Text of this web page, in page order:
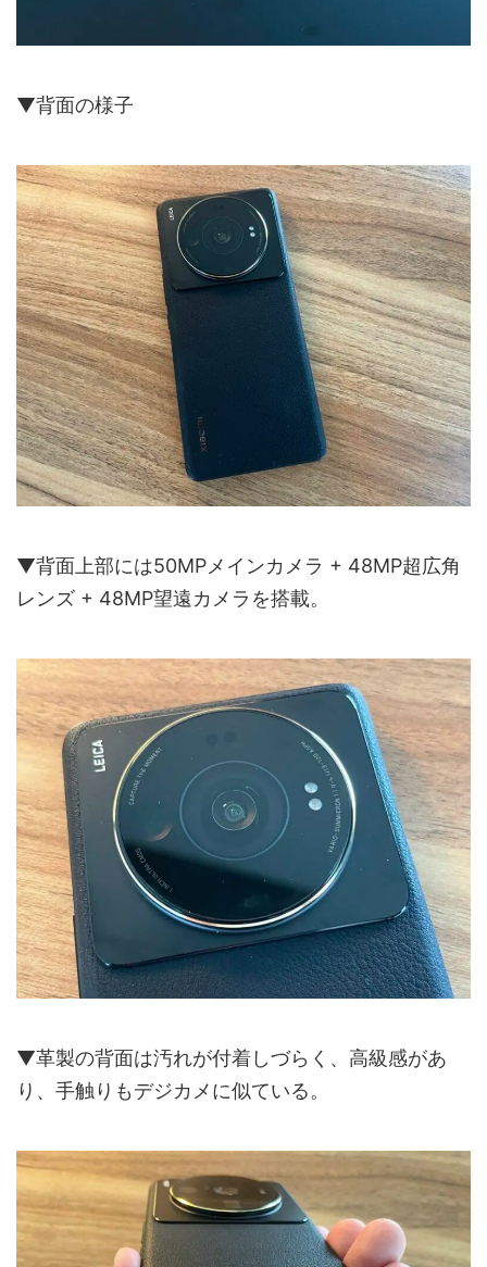
▼背面の様子
▼背面上部には50MPメインカメラ + 48MP超広角
レンズ + 48MP望遠カメラを搭載。
▼革製の背面は汚れが付着しづらく、高級感があ
り、手触りもデジカメに似ている。